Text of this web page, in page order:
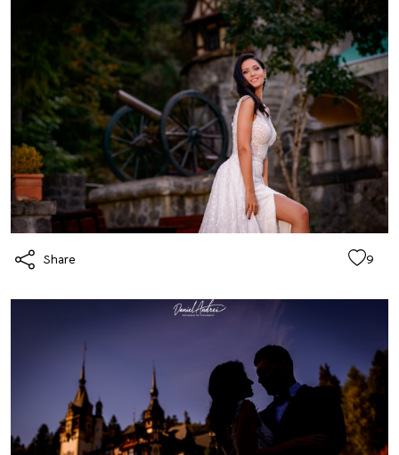
9
Share